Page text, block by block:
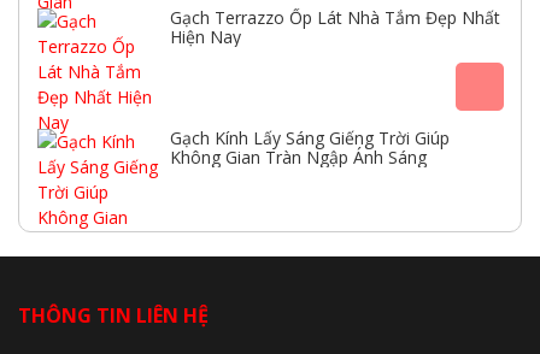
Gạch Terrazzo Ốp Lát Nhà Tắm Đẹp Nhất
Hiện Nay
Gạch Kính Lấy Sáng Giếng Trời Giúp
Không Gian Tràn Ngập Ánh Sáng
THÔNG TIN LIÊN HỆ